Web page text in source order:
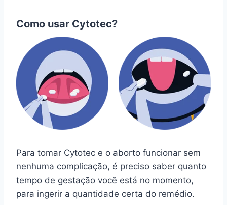
Como usar Cytotec?
Para tomar Cytotec e o aborto funcionar sem
nenhuma complicação, é preciso saber quanto
tempo de gestação você está no momento,
para ingerir a quantidade certa do remédio.